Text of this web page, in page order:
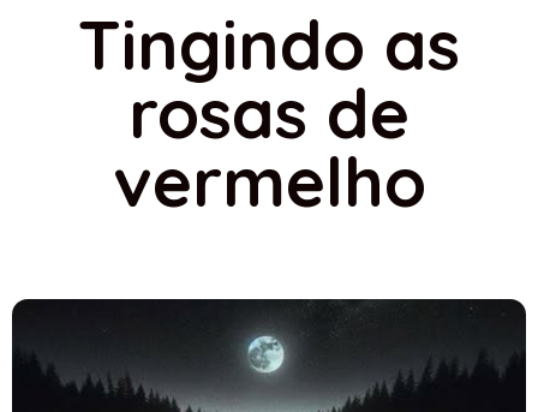
Tingindo as
rosas de
vermelho